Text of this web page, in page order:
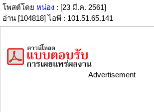
โพสต์โดย หน่อง : [23 มี.ค. 2561]
อ่าน [104818] ไอพี : 101.51.65.141
Advertisement